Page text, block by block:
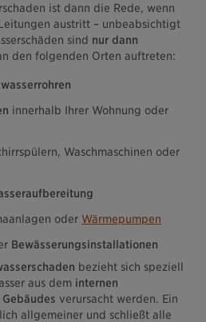
ist dann die Rede, wenn
austritt – unbeabsichtigt
sind nur dann
den folgenden Orten auftreten:
innerhalb Ihrer Wohnung oder
Waschmaschinen oder
oder Wärmepumpen
Bewässerungsinstallationen
bezieht sich speziell
aus dem internen
verursacht werden. Ein
allgemeiner und schließt alle